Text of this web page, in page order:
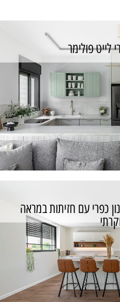
לייט פולימר
לייט פולימר
כפרי עם חזיתות במראה